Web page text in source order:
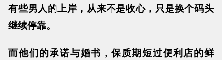
有些男人的上岸，从来不是收心，只是换个码头
继续停靠。
而他们的承诺与婚书，保质期短过便利店的鲜